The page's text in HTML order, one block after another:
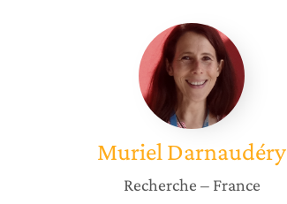
Muriel
Darnaudéry
Muriel Darnaudéry
Recherche – France